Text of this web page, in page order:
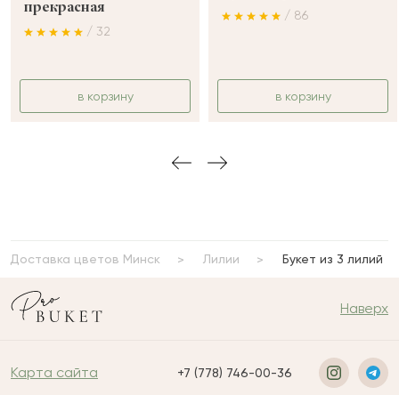
прекрасная
/ 32
в корзину
/ 86
в корзину
Доставка цветов Минск Лилии Букет из 3 лилий
Наверх
Карта сайта +7 (778) 746-00-36